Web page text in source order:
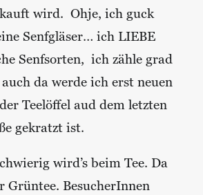
wird. Ohje, ich guck
Senfgläser… ich LIEBE
Senfsorten, ich zähle grad
da werde ich erst neuen
Teelöffel aud dem letzten
gekratzt ist.
wird’s beim Tee. Da
BesucherInnen